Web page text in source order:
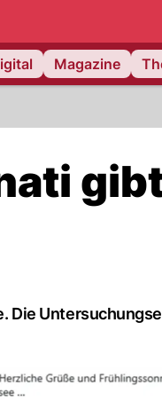
Magazine
Die